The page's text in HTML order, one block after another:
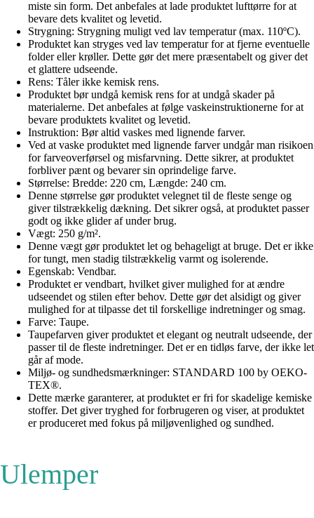
miste sin form. Det anbefales at lade produktet lufttørre for at
bevare dets kvalitet og levetid.
Strygning: Strygning muligt ved lav temperatur (max. 110ºC).
Produktet kan stryges ved lav temperatur for at fjerne eventuelle
folder eller krøller. Dette gør det mere præsentabelt og giver det
et glattere udseende.
Rens: Tåler ikke kemisk rens.
Produktet bør undgå kemisk rens for at undgå skader på
materialerne. Det anbefales at følge vaskeinstruktionerne for at
bevare produktets kvalitet og levetid.
Instruktion: Bør altid vaskes med lignende farver.
Ved at vaske produktet med lignende farver undgår man risikoen
for farveoverførsel og misfarvning. Dette sikrer, at produktet
forbliver pænt og bevarer sin oprindelige farve.
Størrelse: Bredde: 220 cm, Længde: 240 cm.
Denne størrelse gør produktet velegnet til de fleste senge og
giver tilstrækkelig dækning. Det sikrer også, at produktet passer
godt og ikke glider af under brug.
Vægt: 250 g/m².
Denne vægt gør produktet let og behageligt at bruge. Det er ikke
for tungt, men stadig tilstrækkelig varmt og isolerende.
Egenskab: Vendbar.
Produktet er vendbart, hvilket giver mulighed for at ændre
udseendet og stilen efter behov. Dette gør det alsidigt og giver
mulighed for at tilpasse det til forskellige indretninger og smag.
Farve: Taupe.
Taupefarven giver produktet et elegant og neutralt udseende, der
passer til de fleste indretninger. Det er en tidløs farve, der ikke let
går af mode.
Miljø- og sundhedsmærkninger: STANDARD 100 by OEKO-
TEX®.
Dette mærke garanterer, at produktet er fri for skadelige kemiske
stoffer. Det giver tryghed for forbrugeren og viser, at produktet
er produceret med fokus på miljøvenlighed og sundhed.
Ulemper